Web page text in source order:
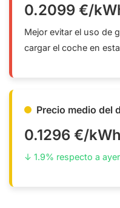
0.2099 €/
Mejor evitar el uso de
cargar el coche en
Precio medio del
0.1296 €/kWh
↓ 1.9% respecto a ayer